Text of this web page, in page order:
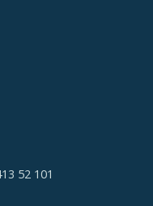
52 101